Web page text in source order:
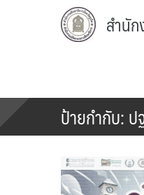
สำนั
ป้ายกำกับ:ป